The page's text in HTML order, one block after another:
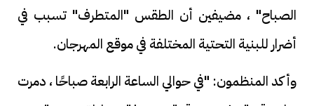
الصباح" ، مضيفين أن الطقس "المتطرف" تسبب في
أضرار للبنية التحتية المختلفة في موقع المهرجان.
وأكد المنظمون: "في حوالي الساعة الرابعة صباحًا ، دمرت